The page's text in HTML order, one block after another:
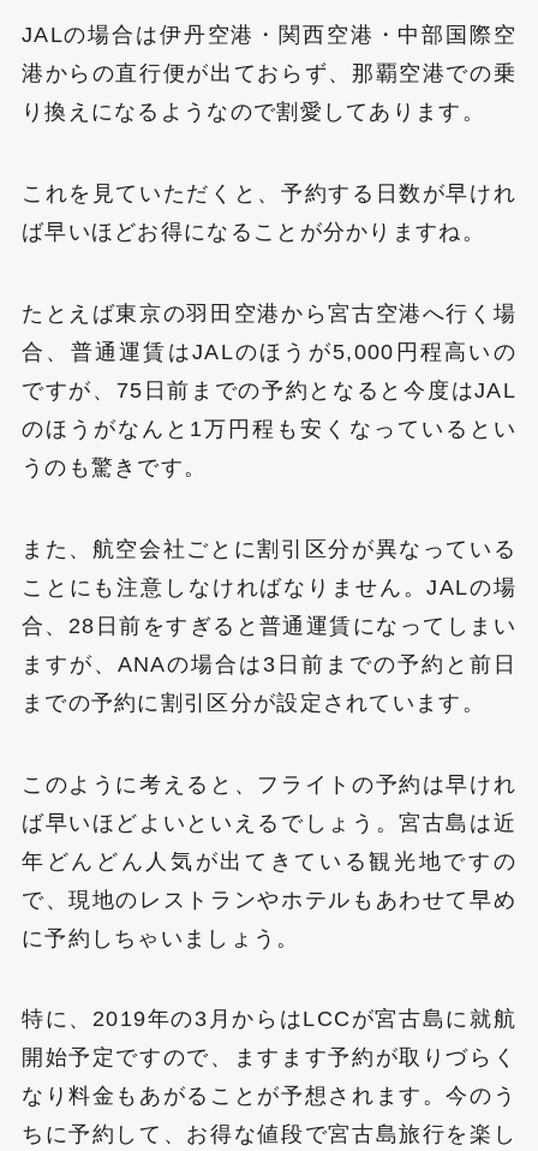
JALの場合は伊丹空港・関西空港・中部国際空
港からの直行便が出ておらず、那覇空港での乗
り換えになるようなので割愛してあります。
これを見ていただくと、予約する日数が早けれ
ば早いほどお得になることが分かりますね。
たとえば東京の羽田空港から宮古空港へ行く場
合、普通運賃はJALのほうが5,000円程高いの
ですが、75日前までの予約となると今度はJAL
のほうがなんと1万円程も安くなっているとい
うのも驚きです。
また、航空会社ごとに割引区分が異なっている
ことにも注意しなければなりません。JALの場
合、28日前をすぎると普通運賃になってしまい
ますが、ANAの場合は3日前までの予約と前日
までの予約に割引区分が設定されています。
このように考えると、フライトの予約は早けれ
ば早いほどよいといえるでしょう。宮古島は近
年どんどん人気が出てきている観光地ですの
で、現地のレストランやホテルもあわせて早め
に予約しちゃいましょう。
特に、2019年の3月からはLCCが宮古島に就航
開始予定ですので、ますます予約が取りづらく
なり料金もあがることが予想されます。今のう
ちに予約して、お得な値段で宮古島旅行を楽し